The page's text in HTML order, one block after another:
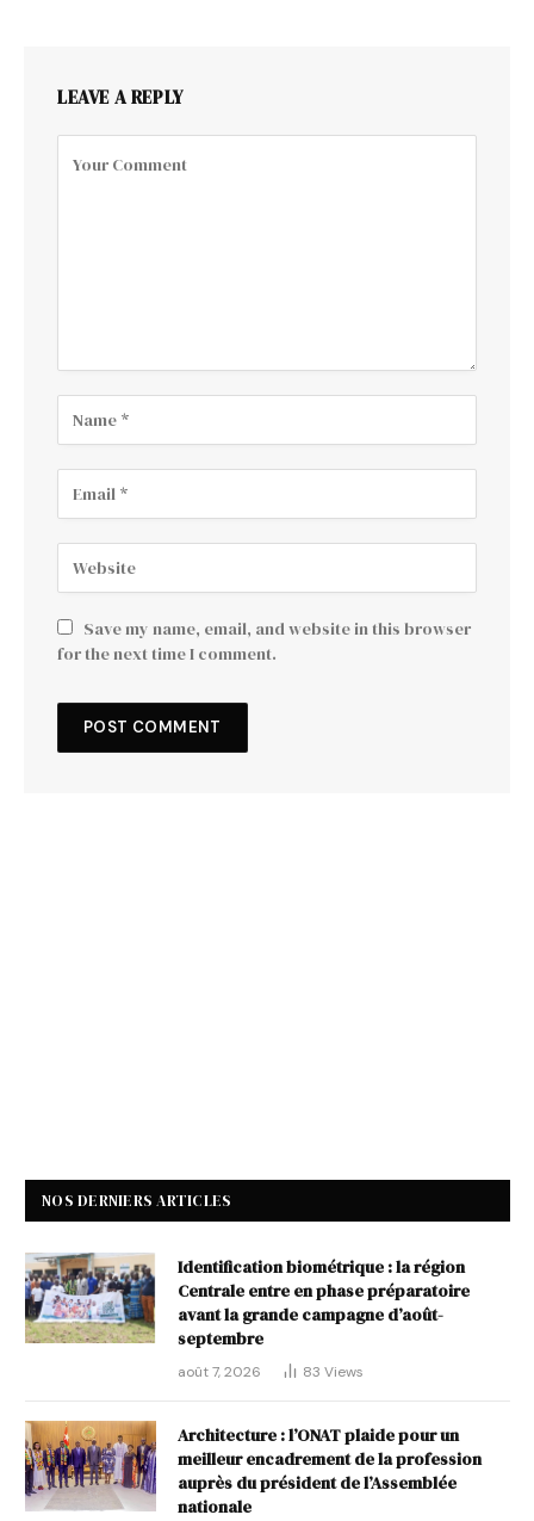
LEAVE A REPLY
Save my name, email, and website in this browser
for the next time I comment.
NOS DERNIERS ARTICLES
Identification biométrique : la région
Centrale entre en phase préparatoire
avant la grande campagne d’août-
septembre
août 7, 2026 83 Views
Architecture : l’ONAT plaide pour un
meilleur encadrement de la profession
auprès du président de l’Assemblée
nationale